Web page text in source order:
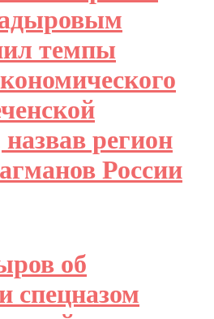
темпы
регион
России
об
спецназом